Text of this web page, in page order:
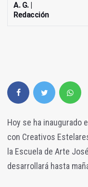
A. G. |
Redacción
Hoy se ha inaugurado
con Creativos
la Escuela de Arte
desarrollará hasta